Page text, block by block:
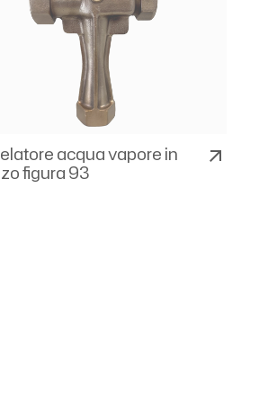
acqua vapore in
figura 93
arrow_outward